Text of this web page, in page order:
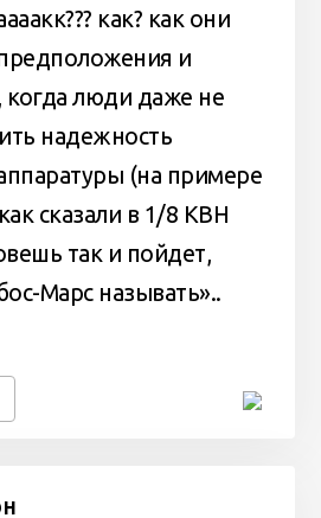
как? как они
и
когда люди даже не
надежность
(на примере
сказали в 1/8 КВН
так и пойдет,
Марс называть»..